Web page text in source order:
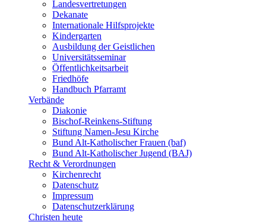
Landesvertretungen
Dekanate
Internationale Hilfsprojekte
Kindergarten
Ausbildung der Geistlichen
Universitätsseminar
Öffentlichkeitsarbeit
Friedhöfe
Handbuch Pfarramt
Verbände
Diakonie
Bischof-Reinkens-Stiftung
Stiftung Namen-Jesu Kirche
Bund Alt-Katholischer Frauen (baf)
Bund Alt-Katholischer Jugend (BAJ)
Recht & Verordnungen
Kirchenrecht
Datenschutz
Impressum
Datenschutzerklärung
Christen heute